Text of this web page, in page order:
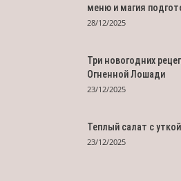
меню и магия
28/12/2025
Три новогодних
Огненной Лошади
23/12/2025
Теплый салат с
23/12/2025